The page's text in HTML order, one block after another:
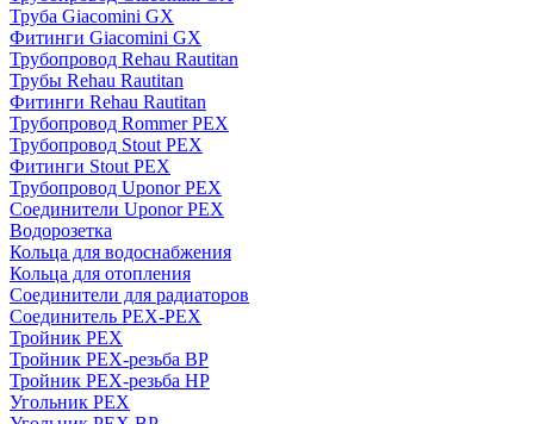
Труба Giacomini GX
Фитинги Giacomini GX
Трубопровод Rehau Rautitan
Трубы Rehau Rautitan
Фитинги Rehau Rautitan
Трубопровод Rommer PEX
Трубопровод Stout PEX
Фитинги Stout PEX
Трубопровод Uponor PEX
Соединители Uponor PEX
Водорозетка
Кольца для водоснабжения
Кольца для отопления
Соединители для радиаторов
Соединитель PEX-PEX
Тройник PEX
Тройник PEX-резьба ВР
Тройник PEX-резьба НР
Угольник PEX